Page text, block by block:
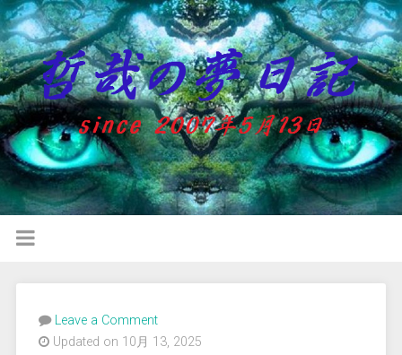
Leave a Comment
Updated on 10月 13, 2025